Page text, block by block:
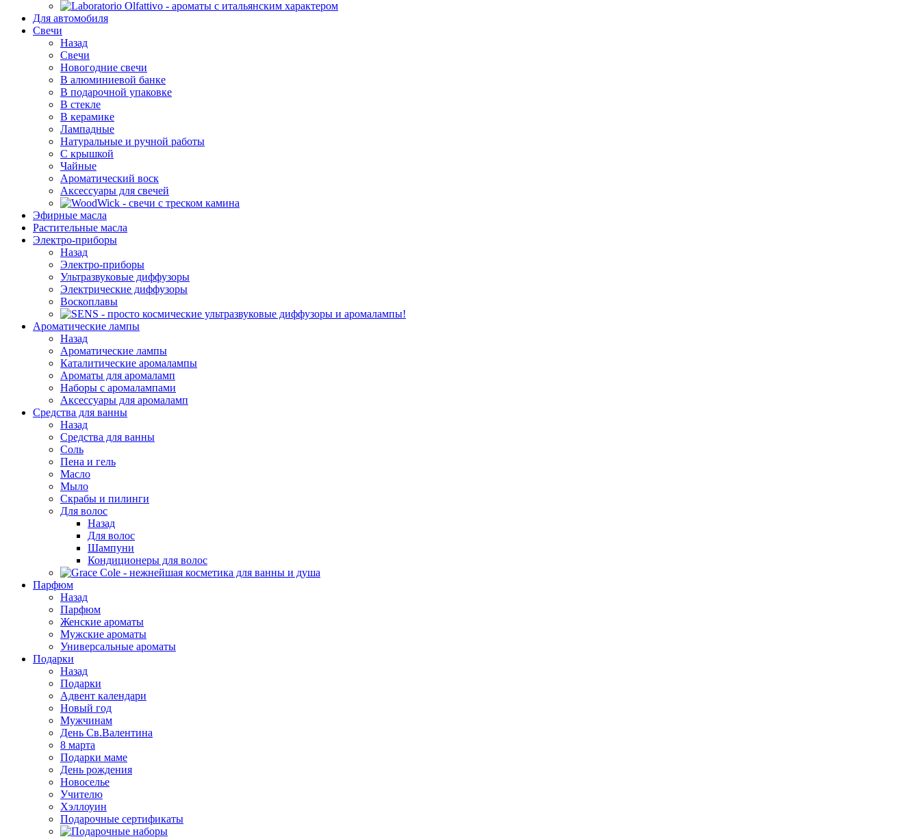
Для автомобиля
Свечи
Назад
Свечи
Новогодние свечи
В алюминиевой банке
В подарочной упаковке
В стекле
В керамике
Лампадные
Натуральные и ручной работы
С крышкой
Чайные
Ароматический воск
Аксессуары для свечей
Эфирные масла
Растительные масла
Электро-приборы
Назад
Электро-приборы
Ультразвуковые диффузоры
Электрические диффузоры
Воскоплавы
Ароматические лампы
Назад
Ароматические лампы
Каталитические аромалампы
Ароматы для аромаламп
Наборы с аромалампами
Аксессуары для аромаламп
Средства для ванны
Назад
Средства для ванны
Соль
Пена и гель
Масло
Мыло
Скрабы и пилинги
Для волос
Назад
Для волос
Шампуни
Кондиционеры для волос
Парфюм
Назад
Парфюм
Женские ароматы
Мужские ароматы
Универсальные ароматы
Подарки
Назад
Подарки
Адвент календари
Новый год
Мужчинам
День Св.Валентина
8 марта
Подарки маме
День рождения
Новоселье
Учителю
Хэллоуин
Подарочные сертификаты